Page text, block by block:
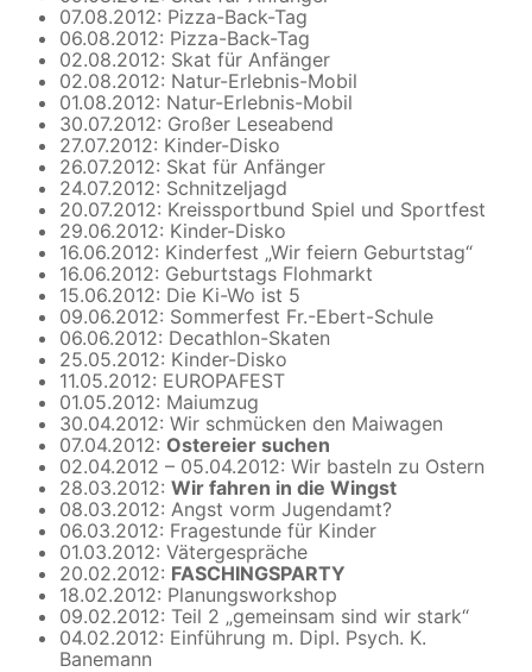
07.08.2012: Pizza-Back-Tag
06.08.2012: Pizza-Back-Tag
02.08.2012: Skat für Anfänger
02.08.2012: Natur-Erlebnis-Mobil
01.08.2012: Natur-Erlebnis-Mobil
30.07.2012: Großer Leseabend
27.07.2012: Kinder-Disko
26.07.2012: Skat für Anfänger
24.07.2012: Schnitzeljagd
20.07.2012: Kreissportbund Spiel und Sportfest
29.06.2012: Kinder-Disko
16.06.2012: Kinderfest „Wir feiern Geburtstag“
16.06.2012: Geburtstags Flohmarkt
15.06.2012: Die Ki-Wo ist 5
09.06.2012: Sommerfest Fr.-Ebert-Schule
06.06.2012: Decathlon-Skaten
25.05.2012: Kinder-Disko
11.05.2012: EUROPAFEST
01.05.2012: Maiumzug
30.04.2012: Wir schmücken den Maiwagen
07.04.2012: Ostereier suchen
02.04.2012 – 05.04.2012: Wir basteln zu Ostern
28.03.2012: Wir fahren in die Wingst
08.03.2012: Angst vorm Jugendamt?
06.03.2012: Fragestunde für Kinder
01.03.2012: Vätergespräche
20.02.2012: FASCHINGSPARTY
18.02.2012: Planungsworkshop
09.02.2012: Teil 2 „gemeinsam sind wir stark“
04.02.2012: Einführung m. Dipl. Psych. K.
Banemann